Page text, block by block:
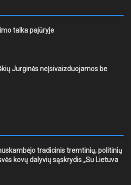
talka pajūryje
Jurginės neįsivaizduojamos be
tradicinis tremtinių, politinių
kovų dalyvių sąskrydis „Su Lietuva